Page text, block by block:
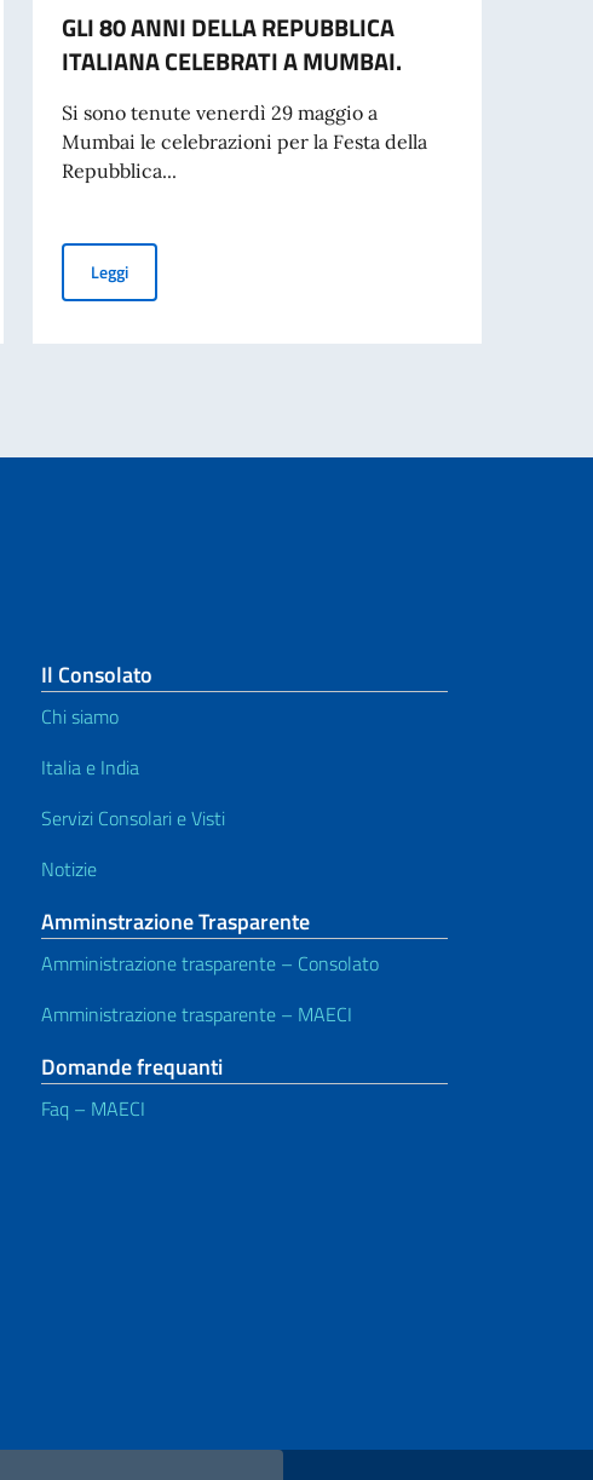
GLI 80 ANNI DELLA REPUBBLICA
ITALIANA CELEBRATI A MUMBAI.
Si sono tenute venerdì 29 maggio a
Mumbai le celebrazioni per la Festa della
Repubblica...
LeggiGLI 80 ANNI DELLA REPUBBLICA ITALIANA CELEBRATI A
Il Consolato
Chi siamo
Italia e India
Servizi Consolari e Visti
Notizie
Amminstrazione Trasparente
Amministrazione trasparente – Consolato
Amministrazione trasparente – MAECI
Domande frequanti
Faq – MAECI